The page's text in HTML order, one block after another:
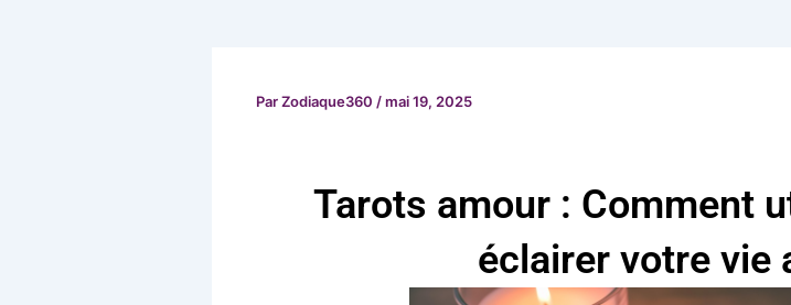
ParZodiaque360 /mai 19, 2025
Tarots amour : Comment
éclairer votre vie